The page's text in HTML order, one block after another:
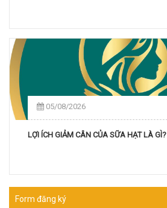
05/08/2026
LỢI ÍCH GIẢM CÂN CỦA SỮA HẠT LÀ GÌ?
Form đăng ký